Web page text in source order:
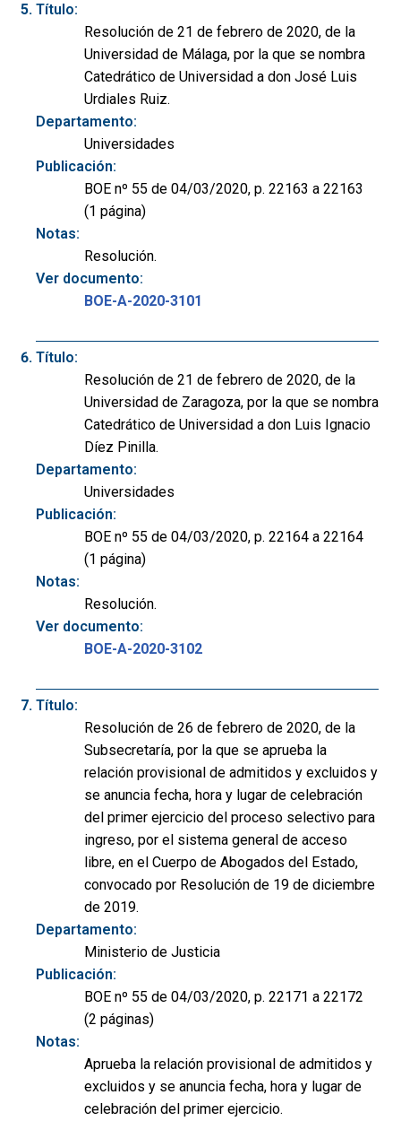
Título:
Resolución de 21 de febrero de 2020, de la
Universidad de Málaga, por la que se nombra
Catedrático de Universidad a don José Luis
Urdiales Ruiz.
Departamento:
Universidades
Publicación:
BOE nº 55 de 04/03/2020, p. 22163 a 22163
(1 página)
Notas:
Resolución.
Ver documento:
BOE-A-2020-3101
Título:
Resolución de 21 de febrero de 2020, de la
Universidad de Zaragoza, por la que se nombra
Catedrático de Universidad a don Luis Ignacio
Díez Pinilla.
Departamento:
Universidades
Publicación:
BOE nº 55 de 04/03/2020, p. 22164 a 22164
(1 página)
Notas:
Resolución.
Ver documento:
BOE-A-2020-3102
Título:
Resolución de 26 de febrero de 2020, de la
Subsecretaría, por la que se aprueba la
relación provisional de admitidos y excluidos y
se anuncia fecha, hora y lugar de celebración
del primer ejercicio del proceso selectivo para
ingreso, por el sistema general de acceso
libre, en el Cuerpo de Abogados del Estado,
convocado por Resolución de 19 de diciembre
de 2019.
Departamento:
Ministerio de Justicia
Publicación:
BOE nº 55 de 04/03/2020, p. 22171 a 22172
(2 páginas)
Notas:
Aprueba la relación provisional de admitidos y
excluidos y se anuncia fecha, hora y lugar de
celebración del primer ejercicio.